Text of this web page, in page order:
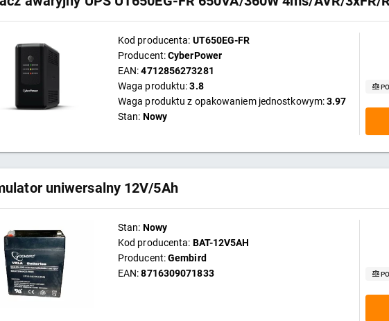
Kod producenta: UT650EG-FR
Producent:CyberPower
EAN:4712856273281
Waga produktu:3.8
Waga produktu z opakowaniem jednostkowym:3.97
Stan: Nowy
uniwersalny 12V/5Ah
Stan: Nowy
Kod producenta: BAT-12V5AH
Producent:Gembird
EAN:8716309071833